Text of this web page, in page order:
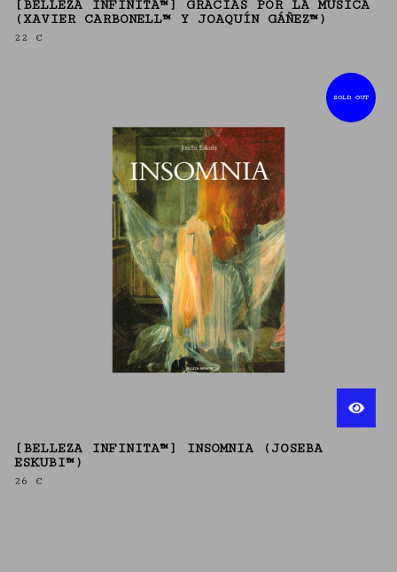
[BELLEZA INFINITA™] GRACIAS POR LA MÚSICA
(XAVIER CARBONELL™ Y JOAQUÍN GÁÑEZ™)
22 €
SOLD OUT
[BELLEZA INFINITA™] INSOMNIA (JOSEBA
ESKUBI™)
26 €